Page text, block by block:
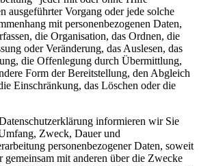
ausgeführter Vorgang oder jede solche
mit personenbezogenen Daten,
die Organisation, das Ordnen, die
oder Veränderung, das Auslesen, das
die Offenlegung durch Übermittlung,
Form der Bereitstellung, den Abgleich
Einschränkung, das Löschen oder die
informieren wir Sie
Zweck, Dauer und
personenbezogener Daten, soweit
mit anderen über die Zwecke